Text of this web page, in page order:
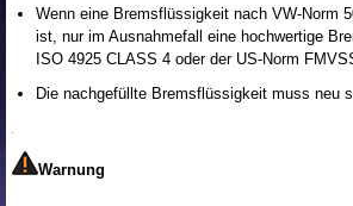
Wenn eine Bremsflüssigkeit nach VW-Norm
ist, nur im Ausnahmefall eine hochwertige
ISO 4925 CLASS 4 oder der US-Norm
Die nachgefüllte Bremsflüssigkeit muss neu
Warnung